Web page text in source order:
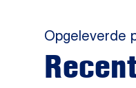
Opgeleverde